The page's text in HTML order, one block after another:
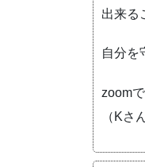
出来る
自分を
zoom
（Kさ